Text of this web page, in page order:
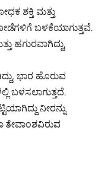
ಶಕ್ತಿ ಮತ್ತು
ಬಳಕೆಯಾಗುತ್ತವೆ.
ಹಗುರವಾಗಿದ್ದು,
ಭಾರ ಹೊರುವ
ಬಳಸಲಾಗುತ್ತದೆ.
ನೀರನ್ನು